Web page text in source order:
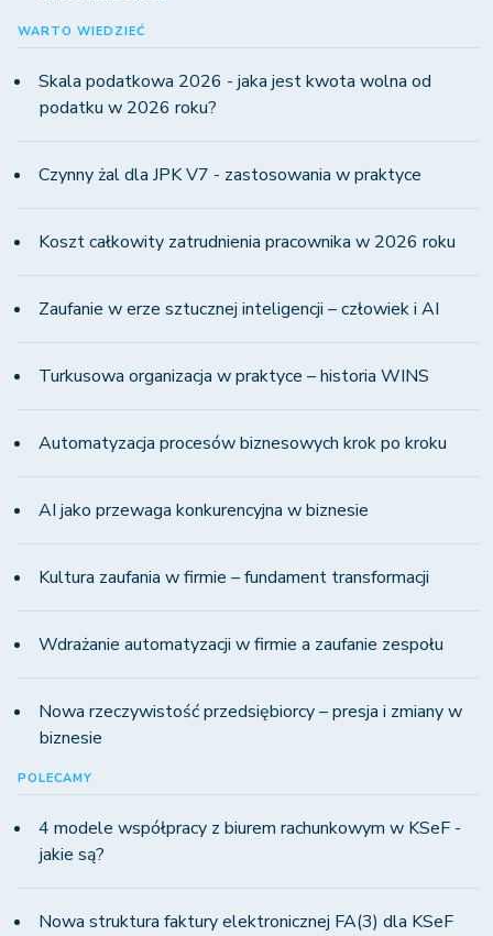
WARTO WIEDZIEĆ
Skala podatkowa 2026 - jaka jest kwota wolna od
podatku w 2026 roku?
Czynny żal dla JPK V7 - zastosowania w praktyce
Koszt całkowity zatrudnienia pracownika w 2026 roku
Zaufanie w erze sztucznej inteligencji – człowiek i AI
Turkusowa organizacja w praktyce – historia WINS
Automatyzacja procesów biznesowych krok po kroku
AI jako przewaga konkurencyjna w biznesie
Kultura zaufania w firmie – fundament transformacji
Wdrażanie automatyzacji w firmie a zaufanie zespołu
Nowa rzeczywistość przedsiębiorcy – presja i zmiany w
biznesie
POLECAMY
4 modele współpracy z biurem rachunkowym w KSeF -
jakie są?
Nowa struktura faktury elektronicznej FA(3) dla KSeF